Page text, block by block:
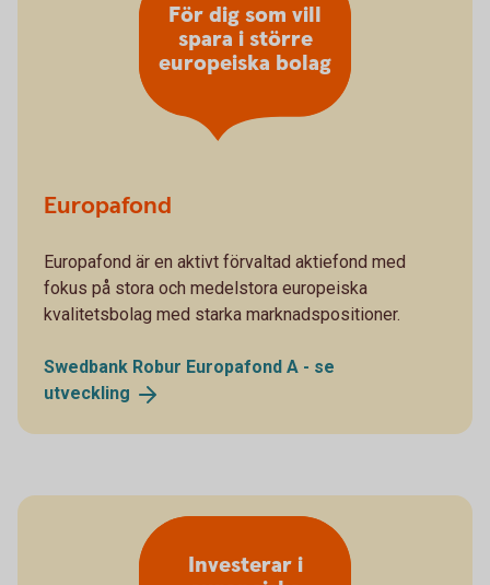
Europafond
Europafond är en aktivt förvaltad aktiefond med
fokus på stora och medelstora europeiska
kvalitetsbolag med starka marknadspositioner.
Swedbank Robur Europafond A - se
utveckling
För dig som vill
spara i större
europeiska bolag
Investerar i